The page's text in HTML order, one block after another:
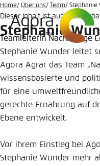
Zum
Hauptinhalt
gehen
Home Über uns Team Stephanie
Dieser Inhalt ist auch
Stephanie
Teamleiterin Nachhaltige
Stephanie Wunder leitet
Agora Agrar das Team
wissensbasierte und
für eine
gerechte Ernährung auf
Ebene entwickelt.
Vor ihrem Einstieg bei
Stephanie Wunder mehr
Login
Melden Sie sich an um
Benutzername*
Sprache auswählen
Englisch
Deutsch
Agora Think Tanks
Erscheinungsbild
Diese Webseite passt
auf Ihren Einstellungen
welches Farbschema
verwenden möchten.
Close
Hell
Dunkel